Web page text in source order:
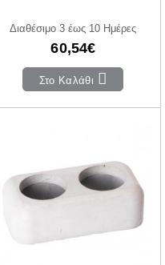
Διαθέσιμο 3 έως 10 Ημέρες
60,54€
Στο Καλάθι